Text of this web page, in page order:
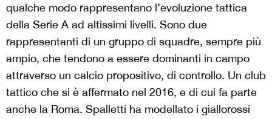
qualche modo rappresentano l’evoluzione tattica
della Serie A ad altissimi livelli. Sono due
rappresentanti di un gruppo di squadre, sempre più
ampio, che tendono a essere dominanti in campo
attraverso un calcio propositivo, di controllo. Un club
tattico che si è affermato nel 2016, e di cui fa parte
anche la Roma. Spalletti ha modellato i giallorossi